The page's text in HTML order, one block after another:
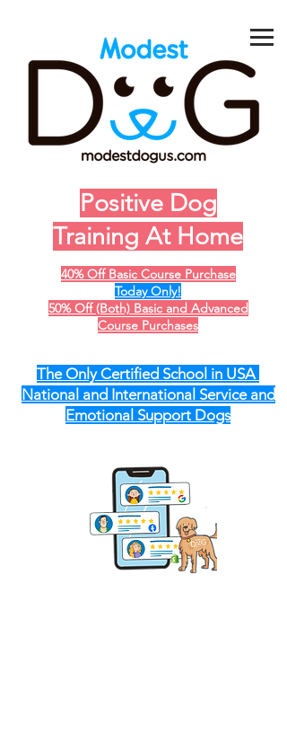
Positive Dog
Training At Home
40% Off Basic Course Purchase
Today Only!
50% Off (Both) Basic and Advanced
Course Purchases
The Only Certified School in USA
National and International Service and
Emotional Support Dogs